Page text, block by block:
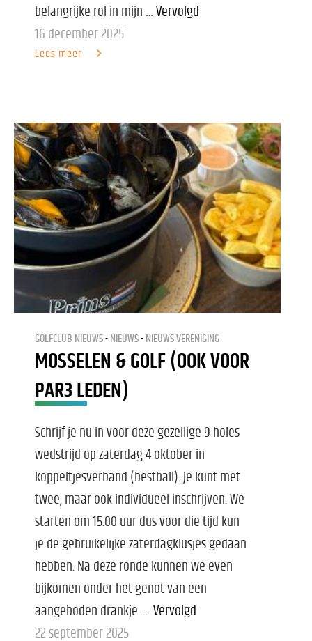
belangrijke rol in mijn … Vervolgd
16 december 2025
Lees meer
GOLFCLUB NIEUWS NIEUWS NIEUWS VERENIGING
MOSSELEN & GOLF (OOK VOOR
PAR3 LEDEN)
Schrijf je nu in voor deze gezellige 9 holes
wedstrijd op zaterdag 4 oktober in
koppeltjesverband (bestball). Je kunt met
twee, maar ook individueel inschrijven. We
starten om 15.00 uur dus voor die tijd kun
je de gebruikelijke zaterdagklusjes gedaan
hebben. Na deze ronde kunnen we even
bijkomen onder het genot van een
aangeboden drankje. … Vervolgd
22 september 2025